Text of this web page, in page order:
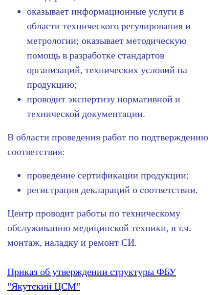
оказывает информационные услуги в
области технического регулирования и
метрологии; оказывает методическую
помощь в разработке стандартов
организаций, технических условий на
продукцию;
проводит экспертизу нормативной и
технической документации.
В области проведения работ по подтверждению
соответствия:
проведение сертификации продукции;
регистрация деклараций о соответствии.
Центр проводит работы по техническому
обслуживанию медицинской техники, в т.ч.
монтаж, наладку и ремонт СИ.
Приказ об утверждении структуры ФБУ
"Якутский ЦСМ"